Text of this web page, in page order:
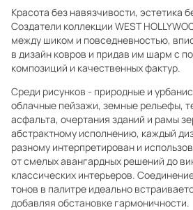
Красота без навязчивости, эстетика
Создатели коллекции WEST
между шиком и повседневностью,
в дизайн ковров и придав им шарм с
композиций и качественных фактур.
Среди рисунков - природные и
облачные пейзажи, земные рельефы,
асфальта, очертания зданий и рамы
абстрактному исполнению, каждый
разному интерпретирован и
от смелых авангардных решений до
классических интерьеров.
тонов в палитре идеально
добавляя обстановке гармоничности.